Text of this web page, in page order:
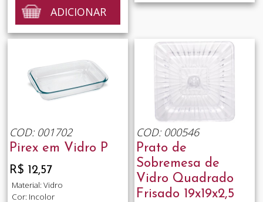
ADICIONAR
COD: 001702
Pirex em Vidro P
R$ 12,57
Material: Vidro
Cor: Incolor
COD: 000546
Prato de
Sobremesa de
Vidro Quadrado
Frisado 19x19x2,5